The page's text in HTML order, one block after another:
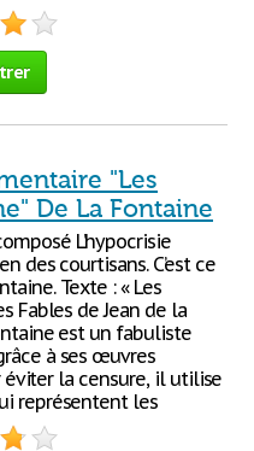
"Les
De La Fontaine
L’hypocrisie
des courtisans. C’est ce
Texte : « Les
Fables de Jean de la
est un fabuliste
à ses œuvres
éviter la censure, il utilise
représentent les